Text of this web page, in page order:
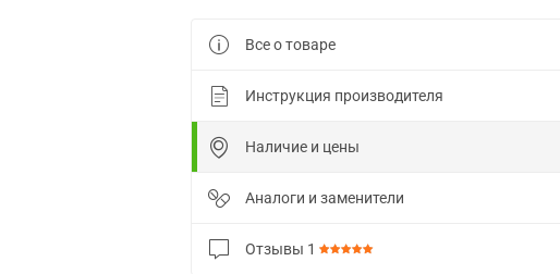
Все о товаре
Инструкция производителя
Наличие и цены
Аналоги и заменители
Отзывы 1